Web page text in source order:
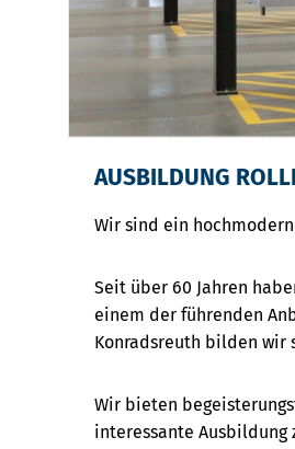
AUSBILDUNG
Wir sind ein
Seit über 60 Jahren
einem der führenden
Konradsreuth bilden wir
Wir bieten
interessante Ausbildung